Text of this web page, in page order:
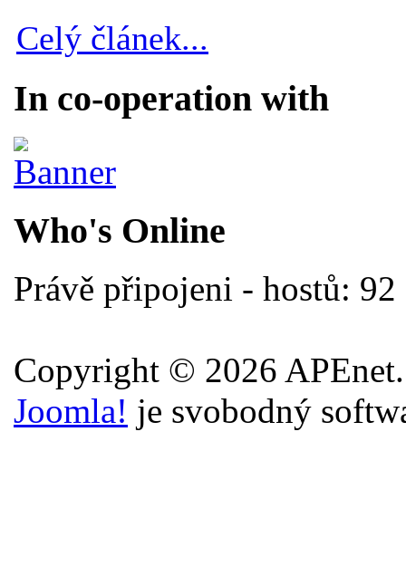
Celý článek...
In co-operation with
Who's Online
Právě připojeni - hostů: 92
Copyright © 2026
Joomla! je svobodný